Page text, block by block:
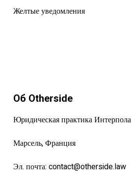
Желтые уведомления
Об Otherside
Юридическая практика Интерпола
Марсель, Франция
Эл. почта: contact@otherside.law